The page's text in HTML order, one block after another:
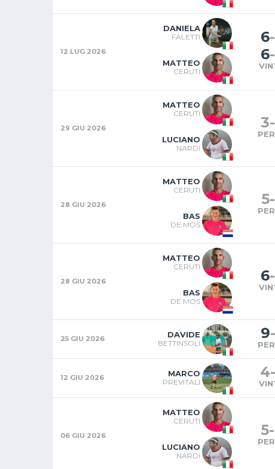
12 LUG 2026
DANIELA
FALETTI
MATTEO
CERUTI
6-
6-
29 GIU 2026
MATTEO
CERUTI
LUCIANO
NARDI
3-
28 GIU 2026
MATTEO
CERUTI
BAS
DE MOS
5-
28 GIU 2026
MATTEO
CERUTI
BAS
DE MOS
6-
25 GIU 2026 DAVIDE
BETTINSOLI
9-
12 GIU 2026 MARCO
PREVITALI
4-
06 GIU 2026
MATTEO
CERUTI
LUCIANO
NARDI
5-